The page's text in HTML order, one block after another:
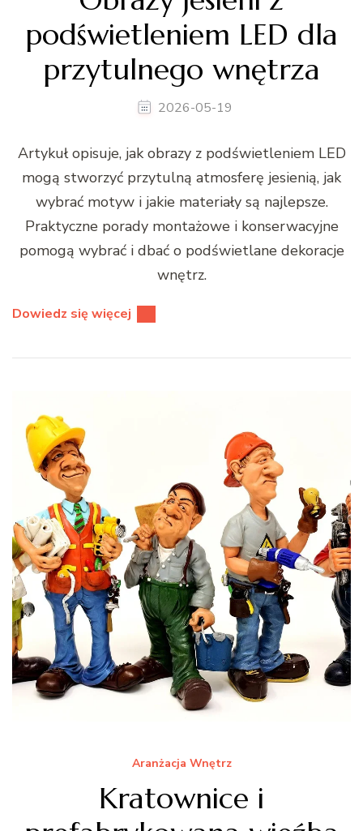
podświetleniem LED dla
przytulnego wnętrza
2026-05-19
Artykuł opisuje, jak obrazy z podświetleniem LED
mogą stworzyć przytulną atmosferę jesienią, jak
wybrać motyw i jakie materiały są najlepsze.
Praktyczne porady montażowe i konserwacyjne
pomogą wybrać i dbać o podświetlane dekoracje
wnętrz.
Dowiedz się więcej
Aranżacja Wnętrz
Kratownice i